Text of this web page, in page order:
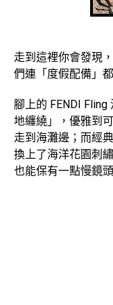
走到這裡你會發現
們連「度假配備」
腳上的 FENDI
地纏繞」，優雅到
走到海灘邊；而經
換上了海洋花園刺
也能保有一點慢鏡